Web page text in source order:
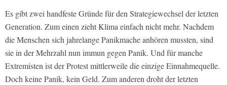
Es gibt zwei handfeste Gründe für den Strategiewechsel der letzten
Generation. Zum einen zieht Klima einfach nicht mehr. Nachdem
die Menschen sich jahrelange Panikmache anhören mussten, sind
sie in der Mehrzahl nun immun gegen Panik. Und für manche
Extremisten ist der Protest mittlerweile die einzige Einnahmequelle.
Doch keine Panik, kein Geld. Zum anderen droht der letzten